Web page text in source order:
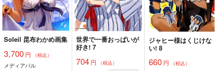
Soleil 昆布わかめ画集
3,700 円 （税込）
メディアパル
世界で一番おっぱいが
好き! 7
704 円 （税込）
ジャヒー様はくじけな
い! 8
660円 （税込）